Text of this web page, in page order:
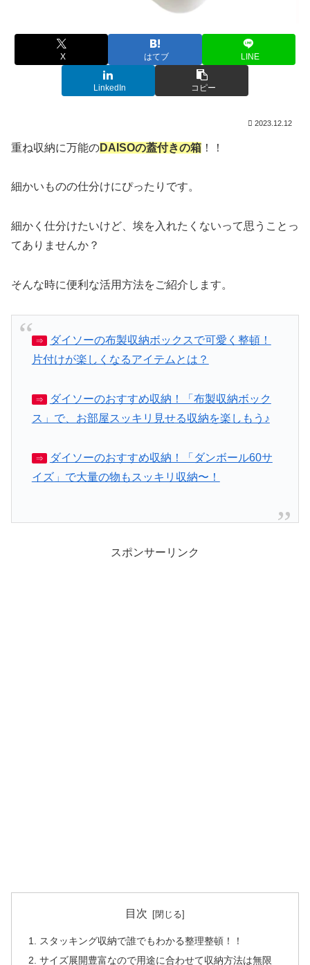
X はてブ LINE
LinkedIn コピー
2023.12.12
重ね収納に万能のDAISOの蓋付きの箱 ！！
細かいものの仕分けにぴったりです。
細かく仕分けたいけど、埃を入れたくないって思うことっ
てありませんか？
そんな時に便利な活用方法をご紹介します。
⇒
ダイソーの布製収納ボックスで可愛く整頓！
片付けが楽しくなるアイテムとは？
⇒
ダイソーのおすすめ収納！「布製収納ボック
ス」で、お部屋スッキリ見せる収納を楽しもう♪
⇒
ダイソーのおすすめ収納！「ダンボール60サ
イズ」で大量の物もスッキリ収納〜！
スポンサーリンク
目次
スタッキング収納で誰でもわかる整理整頓！！
サイズ展開豊富なので用途に合わせて収納方法は無限